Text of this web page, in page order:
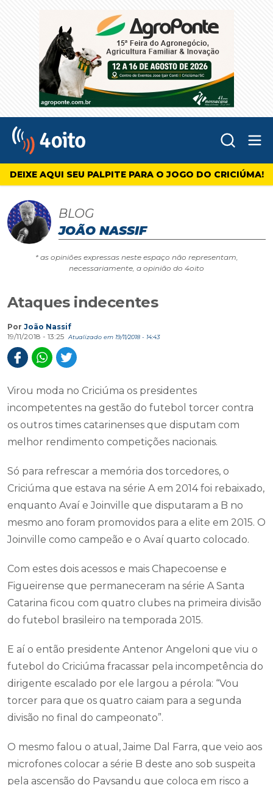
4oito
DEIXE AQUI SEU PALPITE PARA O JOGO DO CRICIÚMA!
BLOG
JOÃO NASSIF
* as opiniões expressas neste espaço não representam,
necessariamente, a opinião do 4oito
Ataques indecentes
Por João Nassif
19/11/2018 - 13:25
Atualizado em 19/11/2018 - 14:43
Virou moda no Criciúma os presidentes
incompetentes na gestão do futebol torcer contra
os outros times catarinenses que disputam com
melhor rendimento competições nacionais.
Só para refrescar a memória dos torcedores, o
Criciúma que estava na série A em 2014 foi rebaixado,
enquanto Avaí e Joinville que disputaram a B no
mesmo ano foram promovidos para a elite em 2015. O
Joinville como campeão e o Avaí quarto colocado.
Com estes dois acessos e mais Chapecoense e
Figueirense que permaneceram na série A Santa
Catarina ficou com quatro clubes na primeira divisão
do futebol brasileiro na temporada 2015.
E aí o então presidente Antenor Angeloni que viu o
futebol do Criciúma fracassar pela incompetência do
dirigente escalado por ele largou a pérola: “Vou
torcer para que os quatro caiam para a segunda
divisão no final do campeonato”.
O mesmo falou o atual, Jaime Dal Farra, que veio aos
microfones colocar a série B deste ano sob suspeita
pela ascensão do Paysandu que coloca em risco a